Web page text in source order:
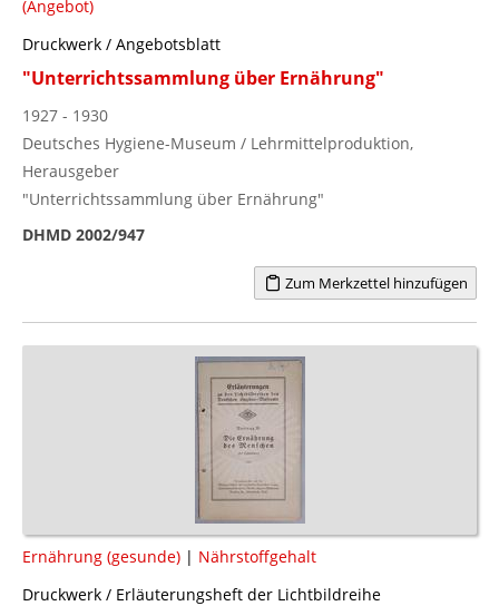
(Angebot)
Druckwerk / Angebotsblatt
"Unterrichtssammlung über Ernährung"
1927 - 1930
Deutsches Hygiene-Museum / Lehrmittelproduktion,
Herausgeber
"Unterrichtssammlung über Ernährung"
DHMD 2002/947
Zum Merkzettel hinzufügen
Ernährung (gesunde) | Nährstoffgehalt
Druckwerk / Erläuterungsheft der Lichtbildreihe